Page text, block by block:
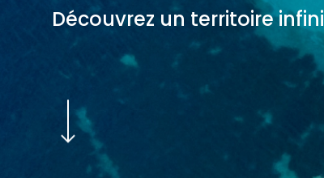
Découvrez un territoire infini